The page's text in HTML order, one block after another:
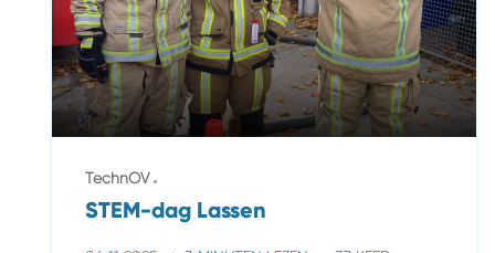
TechnOV
STEM-dag Lassen